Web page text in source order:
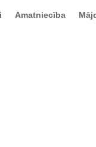
Amatniecība